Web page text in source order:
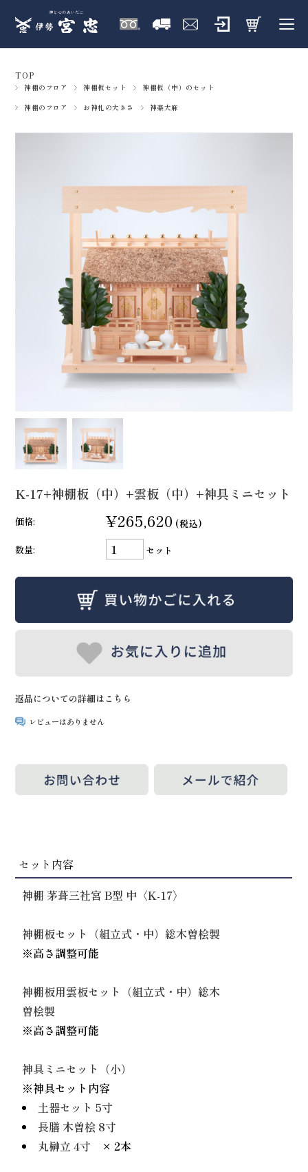
TOP
神棚のフロア 神棚板セット 神棚板（中）のセット
神棚のフロア お神札の大きさ 神楽大麻
K-17+神棚板（中）+雲板（中）+神具ミニセット
価格: ¥265,620 (税込)
数量:
セット
返品についての詳細はこちら
レビューはありません
セット内容
神棚 茅葺三社宮 B型 中〈K-17〉
神棚板セット（組立式・中）総木曽桧製
※高さ調整可能
神棚板用雲板セット（組立式・中）総木
曽桧製
※高さ調整可能
神具ミニセット（小）
※神具セット内容
土器セット 5寸
長膳 木曽桧 8寸
丸榊立 4寸 × 2本